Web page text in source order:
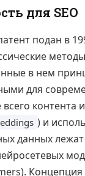
для SEO
подан в
в нем
для
контента
) и
данных
Концепция